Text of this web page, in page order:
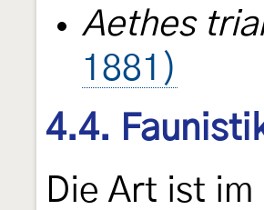
Aethes
1881)
4.4.
Die Art ist